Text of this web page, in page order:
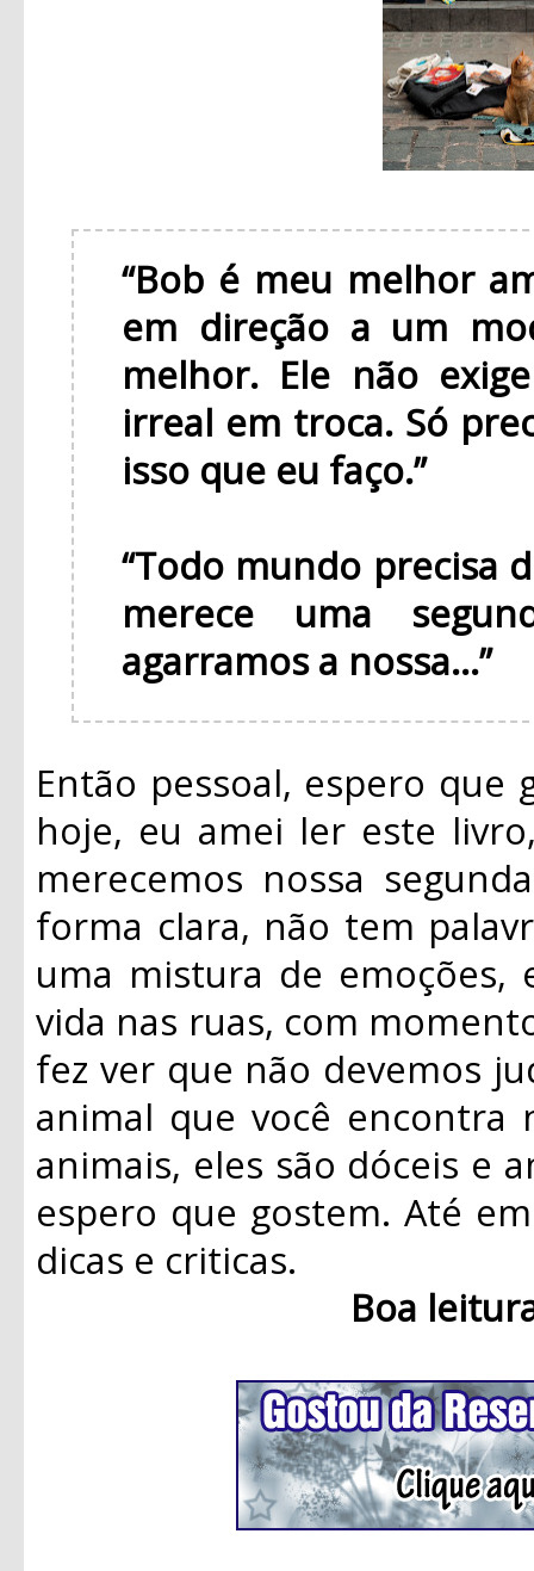
“Bob é meu melhor
em direção a um
melhor. Ele não
irreal em troca. Só
isso que eu faço.”
“Todo mundo precisa
merece uma
agarramos a nossa...”
Então pessoal, espero que
hoje, eu amei ler este
merecemos nossa
forma clara, não tem
uma mistura de
vida nas ruas, com
fez ver que não devemos
animal que você encontra
animais, eles são dóceis e
espero que gostem. Até
dicas e criticas.
Boa